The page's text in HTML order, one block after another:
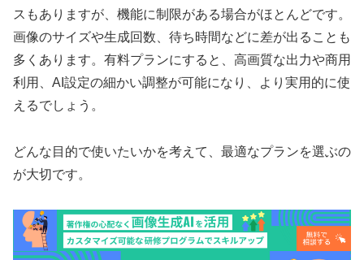
スもありますが、機能に制限がある場合がほとんどです。
画像のサイズや生成回数、待ち時間などに差が出ることも
多くあります。有料プランにすると、高画質な出力や商用
利用、AI設定の細かい調整が可能になり、より実用的に使
えるでしょう。
どんな目的で使いたいかを考えて、最適なプランを選ぶの
が大切です。